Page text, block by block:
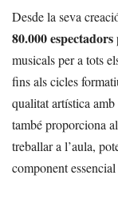
Desde la seva
80.000 espectadors
musicals per a tots
fins als cicles
qualitat artística
també proporciona
treballar a l’aula,
component